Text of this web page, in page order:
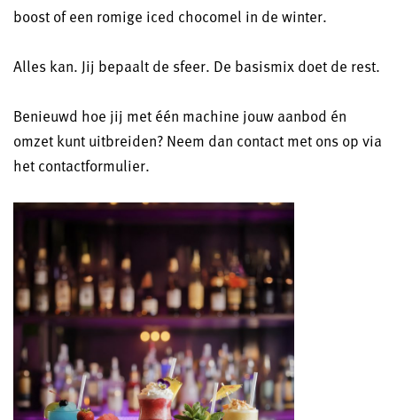
boost of een romige iced chocomel in de winter.
Alles kan. Jij bepaalt de sfeer. De basismix doet de rest.
Benieuwd hoe jij met één machine jouw aanbod én
omzet kunt uitbreiden? Neem dan contact met ons op via
het contactformulier.